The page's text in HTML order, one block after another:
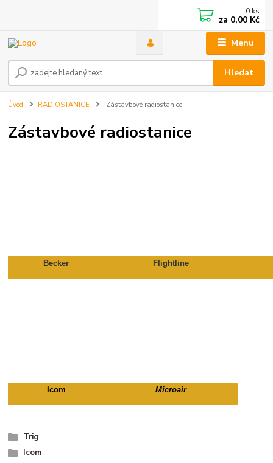
Menu
Hledat
0 ks
za 0,00 Kč
Úvod RADIOSTANICE Zástavbové radiostanice
Zástavbové radiostanice
Becker Flightline
Icom Microair
Trig
Icom